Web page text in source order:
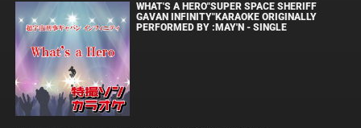
WHAT'S A HERO"SUPER SPACE SHERIFF
GAVAN INFINITY"KARAOKE ORIGINALLY
PERFORMED BY :MAY'N - SINGLE